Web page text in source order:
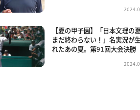
【夏の甲子園】「日本文理の
まだ終わらない！」名実況が
れたあの夏。第91回大会決勝